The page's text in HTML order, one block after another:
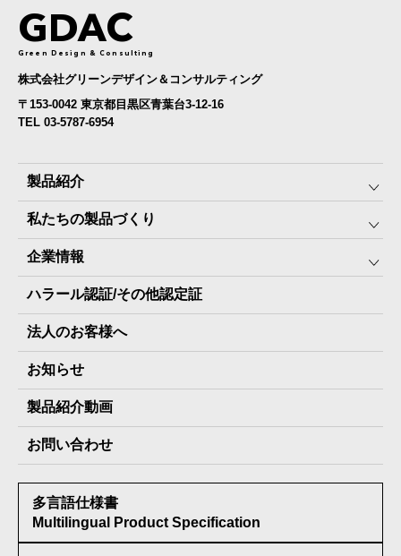
GDAC
Green Design & Consulting
株式会社グリーンデザイン＆コンサルティング
〒153-0042 東京都目黒区青葉台3-12-16
TEL 03-5787-6954
製品紹介
みんなの保存⾷
The Next Dekade10年保存
The Next Dekade7年保存
JARAペットフード7年保存
その他製品
私たちの製品づくり
SDGSへの取り組み
JARA(ペット⽤防災備蓄⾷)について
地産地消パッケージについて
企業情報
社⻑ご挨拶
スタッフ紹介
会社概要
製品納入実績
情報セキュリティ基本方針
受賞歴
ハラール認証/その他認定証
法人のお客様へ
お知らせ
製品紹介動画
お問い合わせ
多言語仕様書
Multilingual Product Specification